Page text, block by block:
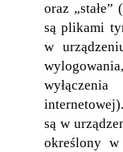
oraz „stałe”
są plikami
w
są w
określony